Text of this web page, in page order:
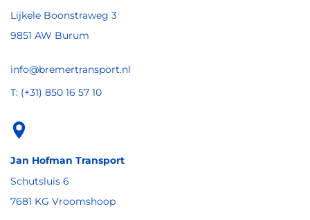
Lijkele Boonstraweg 3
9851 AW Burum
info@bremertransport.nl
T: (+31) 850 16 57 10
Jan Hofman Transport
Schutsluis 6
7681 KG Vroomshoop